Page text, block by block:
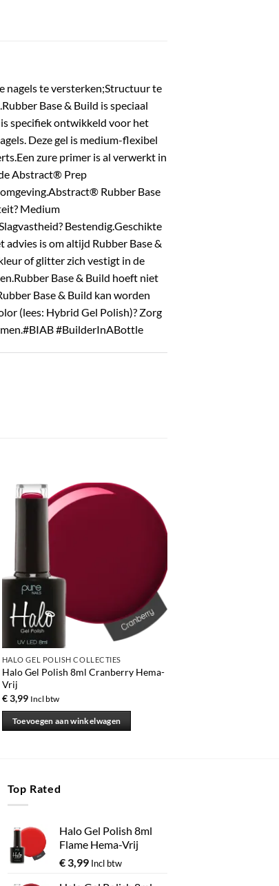
nagels te versterken;Structuur te
Base & Build is speciaal
specifiek ontwikkeld voor het
Deze gel is medium-flexibel
zure primer is al verwerkt in
Abstract® Prep
Rubber Base
Medium
Bestendig.Geschikte
is om altijd Rubber Base &
of glitter zich vestigt in de
Base & Build hoeft niet
Base & Build kan worden
(lees: Hybrid Gel Polish)? Zorg
#BuilderInABottle
HALO GEL POLISH COLLECTIES
Halo Gel Polish 8ml Cranberry Hema-
Vrij
€3,99 Incl btw
Toevoegen aan winkelwagen
Top Rated
Halo Gel Polish 8ml
Flame Hema-Vrij
€3,99 Incl btw